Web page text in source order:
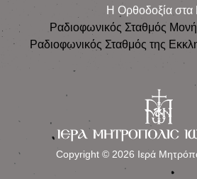
Η Ορθοδοξία στα
Ραδιοφωνικός Σταθμός
Ραδιοφωνικός Σταθμός της
Copyright © 2026 Ιερά